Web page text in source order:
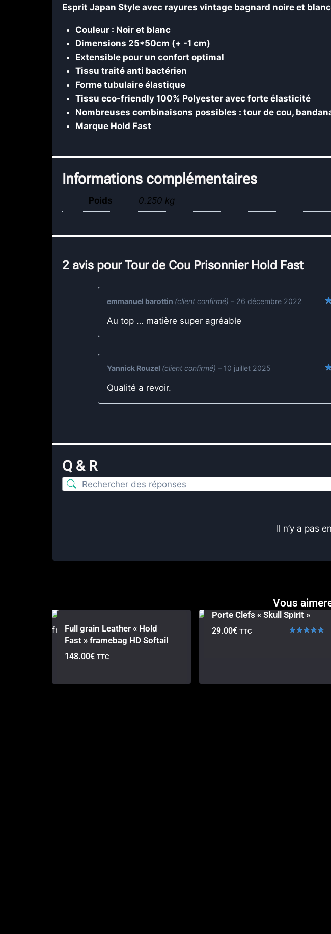
Esprit Japan Style avec rayures vintage bagnard noire et
Couleur : Noir et blanc
Dimensions 25*50cm (+ -1 cm)
Extensible pour un confort optimal
Tissu traité anti bactérien
Forme tubulaire élastique
Tissu eco-friendly 100% Polyester avec forte élasticité
Nombreuses combinaisons possibles : tour de cou,
Marque Hold Fast
Informations complémentaires
Poids 0.250 kg
2 avis pourTour de Cou Prisonnier Hold Fast
emmanuel barottin (client confirmé) – 26 décembre 2022
Au top … matière super agréable
Yannick Rouzel (client confirmé) – 10 juillet 2025
Qualité a revoir.
Q & R
Il n’y a pas
Vous
Full grain Leather « Hold
Fast » framebag HD Softail
148.00€ TTC
Porte Clefs « Skull Spirit »
29.00€ TTC